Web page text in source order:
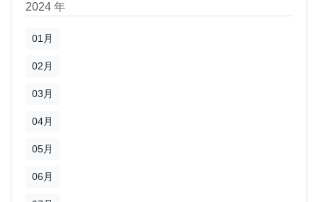
2024 年
01月
02月
03月
04月
05月
06月